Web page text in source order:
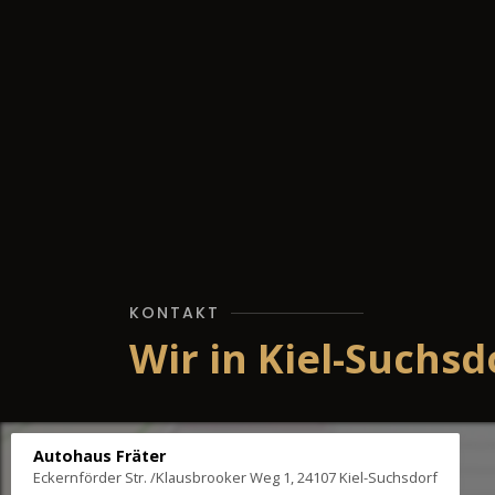
KONTAKT
Wir in Kiel-
Autohaus Fräter
Eckernförder Str. /Klausbrooker Weg 1, 24107 Kiel-Suchsdorf